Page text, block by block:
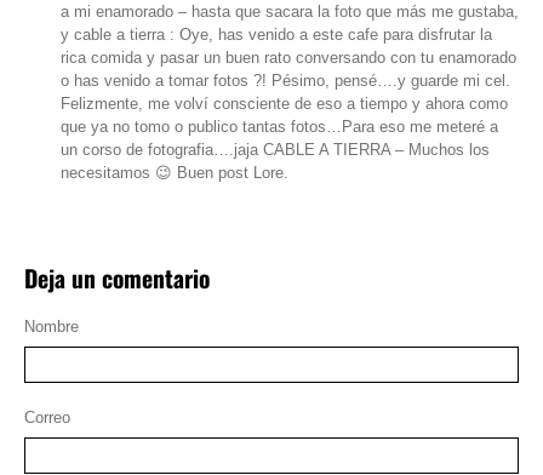
a mi enamorado – hasta que sacara la foto que más me gustaba,
y cable a tierra : Oye, has venido a este cafe para disfrutar la
rica comida y pasar un buen rato conversando con tu enamorado
o has venido a tomar fotos ?! Pésimo, pensé….y guarde mi cel.
Felizmente, me volví consciente de eso a tiempo y ahora como
que ya no tomo o publico tantas fotos…Para eso me meteré a
un corso de fotografia….jaja CABLE A TIERRA – Muchos los
necesitamos 😉 Buen post Lore.
Deja un comentario
Nombre
Correo